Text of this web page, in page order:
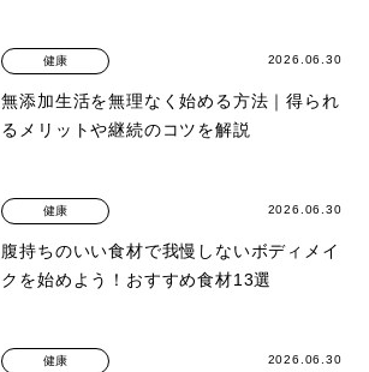
健康 2026.06.30
無添加生活を無理なく始める方法｜得られ
るメリットや継続のコツを解説
健康 2026.06.30
腹持ちのいい食材で我慢しないボディメイ
クを始めよう！おすすめ食材13選
健康 2026.06.30